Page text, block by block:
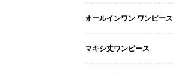
オールインワン ワンピース
マキシ丈ワンピース